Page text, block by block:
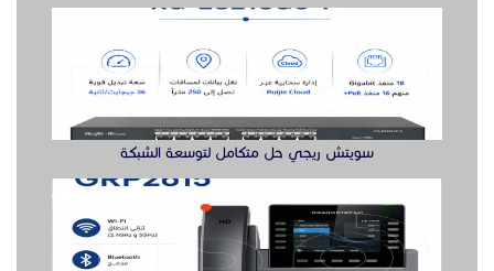
جراند ستريم هواتف
الدول